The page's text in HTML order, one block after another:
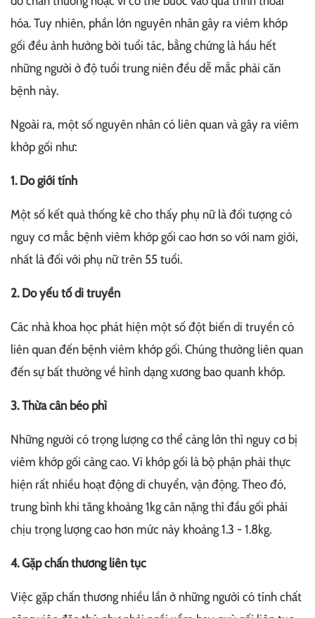
hóa. Tuy nhiên, phần lớn nguyên nhân gây ra viêm khớp
gối đều ảnh hưởng bởi tuổi tác, bằng chứng là hầu hết
những người ở độ tuổi trung niên đều dễ mắc phải căn
bệnh này.
Ngoài ra, một số nguyên nhân có liên quan và gây ra viêm
khớp gối như:
1. Do giới tính
Một số kết quả thống kê cho thấy phụ nữ là đối tượng có
nguy cơ mắc bệnh viêm khớp gối cao hơn so với nam giới,
nhất là đối với phụ nữ trên 55 tuổi.
2. Do yếu tố di truyền
Các nhà khoa học phát hiện một số đột biến di truyền có
liên quan đến bệnh viêm khớp gối. Chúng thường liên quan
đến sự bất thường về hình dạng xương bao quanh khớp.
3. Thừa cân béo phì
Những người có trọng lượng cơ thể càng lớn thì nguy cơ bị
viêm khớp gối càng cao. Vì khớp gối là bộ phận phải thực
hiện rất nhiều hoạt động di chuyển, vận động. Theo đó,
trung bình khi tăng khoảng 1kg cân nặng thì đầu gối phải
chịu trọng lượng cao hơn mức này khoảng 1.3 - 1.8kg.
4. Gặp chấn thương liên tục
Việc gặp chấn thương nhiều lần ở những người có tính chất